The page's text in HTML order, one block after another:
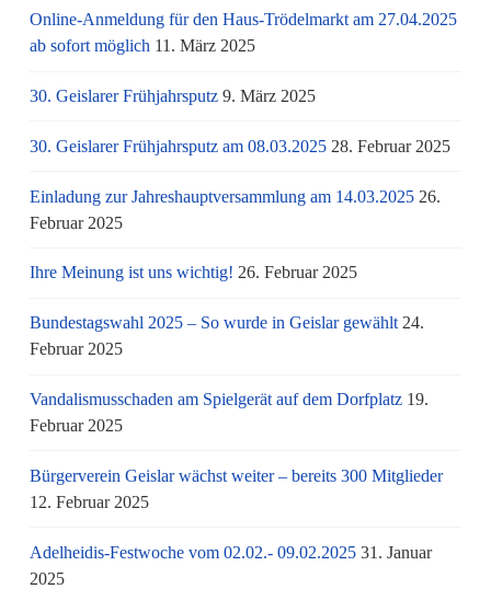
Online-Anmeldung für den Haus-Trödelmarkt am 27.04.2025
ab sofort möglich 11. März 2025
30. Geislarer Frühjahrsputz 9. März 2025
30. Geislarer Frühjahrsputz am 08.03.2025 28. Februar 2025
Einladung zur Jahreshauptversammlung am 14.03.2025 26.
Februar 2025
Ihre Meinung ist uns wichtig! 26. Februar 2025
Bundestagswahl 2025 – So wurde in Geislar gewählt 24.
Februar 2025
Vandalismusschaden am Spielgerät auf dem Dorfplatz 19.
Februar 2025
Bürgerverein Geislar wächst weiter – bereits 300 Mitglieder
12. Februar 2025
Adelheidis-Festwoche vom 02.02.- 09.02.2025 31. Januar
2025